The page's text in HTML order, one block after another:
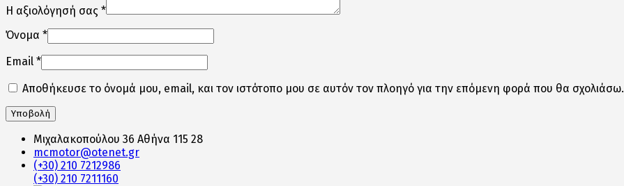
Η αξιολόγησή σας *
Όνομα *
Email *
Αποθήκευσε το όνομά μου, email, και τον ιστότοπο μου σε αυτόν τον πλοηγό για την επόμενη φορά που θα σχολιάσω.
Μιχαλακοπούλου 36 Αθήνα 115 28
mcmotor@otenet.gr
(+30) 210 7212986
(+30) 210 7211160